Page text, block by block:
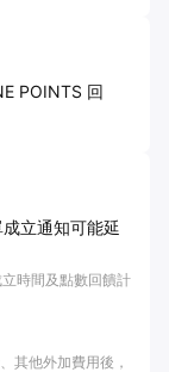
POINTS 回
立通知可能延
時間及點數回饋計
其他外加費用後，